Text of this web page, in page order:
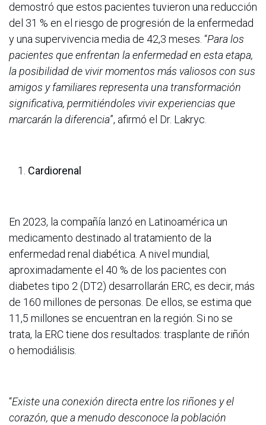
demostró que estos pacientes tuvieron una reducción
del 31 % en el riesgo de progresión de la enfermedad
y una supervivencia media de 42,3 meses. “Para los
pacientes que enfrentan la enfermedad en esta etapa,
la posibilidad de vivir momentos más valiosos con sus
amigos y familiares representa una transformación
significativa, permitiéndoles vivir experiencias que
marcarán la diferencia”, afirmó el Dr. Lakryc.
Cardiorenal
En 2023, la compañía lanzó en Latinoamérica un
medicamento destinado al tratamiento de la
enfermedad renal diabética. A nivel mundial,
aproximadamente el 40 % de los pacientes con
diabetes tipo 2 (DT2) desarrollarán ERC, es decir, más
de 160 millones de personas. De ellos, se estima que
11,5 millones se encuentran en la región. Si no se
trata, la ERC tiene dos resultados: trasplante de riñón
o hemodiálisis.
“Existe una conexión directa entre los riñones y el
corazón, que a menudo desconoce la población